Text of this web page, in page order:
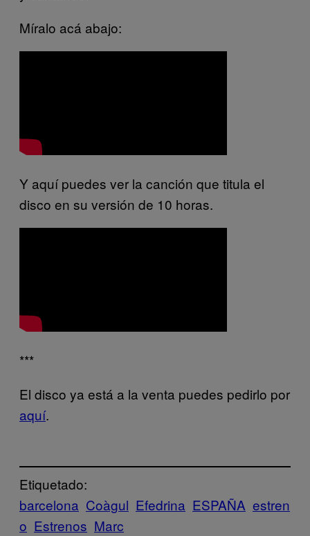
Míralo acá abajo:
Y aquí puedes ver la canción que titula el
disco en su versión de 10 horas.
***
El disco ya está a la venta puedes pedirlo por
aquí.
Etiquetado:
barcelona Coàgul Efedrina ESPAÑA estren
o Estrenos Marc